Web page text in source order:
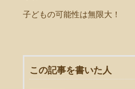
子どもの可能性は無限大！
この記事を書いた人